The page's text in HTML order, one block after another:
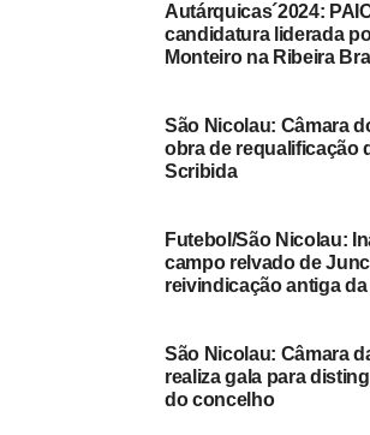
e sociedade civil, e ainda estar
formação, conforme explicou o novo
Alírio Cabral adiantou ainda que a ideia
apreciação da Assembleia Política eleita
O projecto de criação da Universidade
aprovado e aguarda pela fase de
Universidade que irá servir de espaço
Autárquicas´2024:
candidatura liderada
Monteiro na Ribeira
São Nicolau: Câmara
obra de requalificação
Scribida
Futebol/São Nicolau:
campo relvado de
reivindicação antiga
São Nicolau: Câmara
realiza gala para
do concelho